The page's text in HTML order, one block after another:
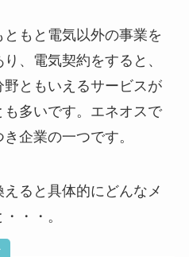
もと電気以外の事業を
、電気契約をすると、
ともいえるサービスが
多いです。エネオスで
企業の一つです。
ると具体的にどんなメ
・・。